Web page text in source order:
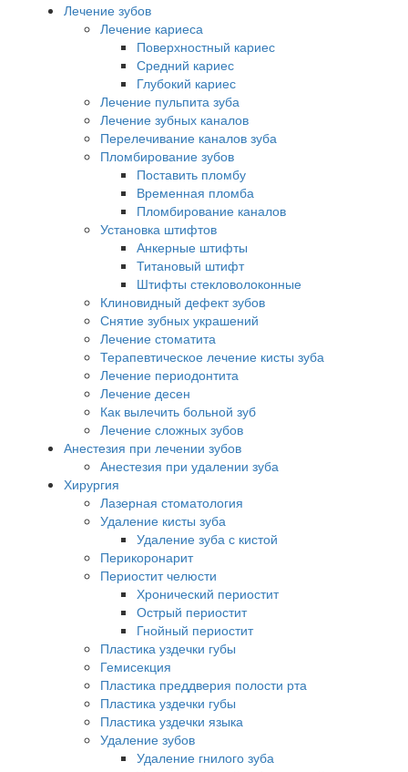
Лечение зубов
Лечение кариеса
Поверхностный кариес
Средний кариес
Глубокий кариес
Лечение пульпита зуба
Лечение зубных каналов
Перелечивание каналов зуба
Пломбирование зубов
Поставить пломбу
Временная пломба
Пломбирование каналов
Установка штифтов
Анкерные штифты
Титановый штифт
Штифты стекловолоконные
Клиновидный дефект зубов
Снятие зубных украшений
Лечение стоматита
Терапевтическое лечение кисты зуба
Лечение периодонтита
Лечение десен
Как вылечить больной зуб
Лечение сложных зубов
Анестезия при лечении зубов
Анестезия при удалении зуба
Хирургия
Лазерная стоматология
Удаление кисты зуба
Удаление зуба с кистой
Перикоронарит
Периостит челюсти
Хронический периостит
Острый периостит
Гнойный периостит
Пластика уздечки губы
Гемисекция
Пластика преддверия полости рта
Пластика уздечки губы
Пластика уздечки языка
Удаление зубов
Удаление гнилого зуба